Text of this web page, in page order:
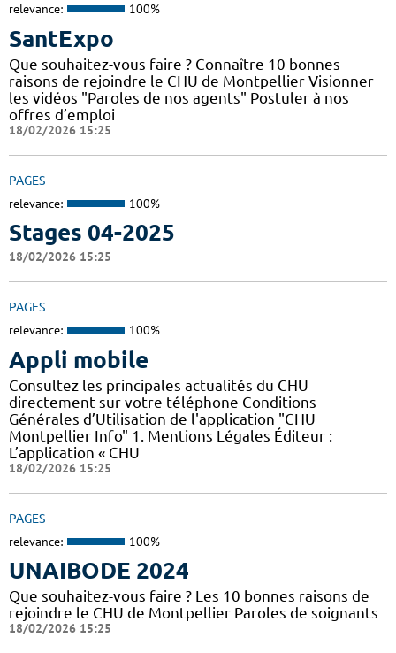
relevance: 100%
SantExpo
Que souhaitez-vous faire ? Connaître 10 bonnes
raisons de rejoindre le CHU de Montpellier Visionner
les vidéos "Paroles de nos agents" Postuler à nos
offres d’emploi
18/02/2026 15:25
PAGES
relevance: 100%
Stages 04-2025
18/02/2026 15:25
PAGES
relevance: 100%
Appli mobile
Consultez les principales actualités du CHU
directement sur votre téléphone Conditions
Générales d’Utilisation de l'application "CHU
Montpellier Info" 1. Mentions Légales Éditeur :
L’application « CHU
18/02/2026 15:25
PAGES
relevance: 100%
UNAIBODE 2024
Que souhaitez-vous faire ? Les 10 bonnes raisons de
rejoindre le CHU de Montpellier Paroles de soignants
18/02/2026 15:25